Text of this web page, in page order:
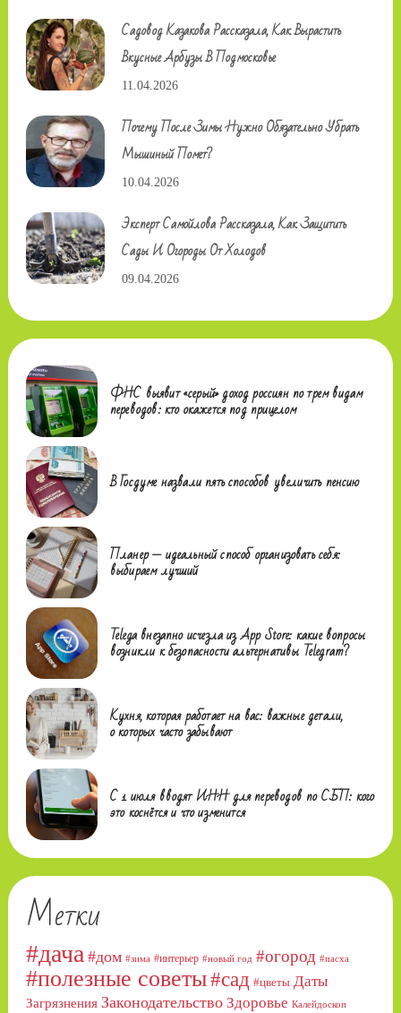
Садовод Казакова Рассказала, Как Вырастить
Вкусные Арбузы В Подмосковье
11.04.2026
Почему После Зимы Нужно Обязательно Убрать
Мышиный Помет?
10.04.2026
Эксперт Самойлова Рассказала, Как Защитить
Сады И Огороды От Холодов
09.04.2026
ФНС выявит «серый» доход россиян по трем видам
переводов: кто окажется под прицелом
В Госдуме назвали пять способов увеличить пенсию
Планер — идеальный способ организовать себя:
выбираем лучший
Telega внезапно исчезла из App Store: какие вопросы
возникли к безопасности альтернативы Telegram?
Кухня, которая работает на вас: важные детали,
о которых часто забывают
С 1 июля вводят ИНН для переводов по СБП: кого
это коснётся и что изменится
Метки
#дача #дом #зима #интерьер #новый год #огород #пасха
#полезные советы#сад #цветы Даты
Загрязнения Законодательство Здоровье Калейдоскоп